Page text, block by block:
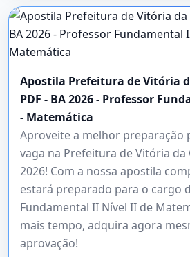
Apostila Prefeitura de Vitória
PDF - BA 2026 - Professor
- Matemática
Aproveite a melhor preparação
vaga na Prefeitura de Vitória da
2026! Com a nossa apostila
estará preparado para o cargo
Fundamental II Nível II de
mais tempo, adquira agora
aprovação!